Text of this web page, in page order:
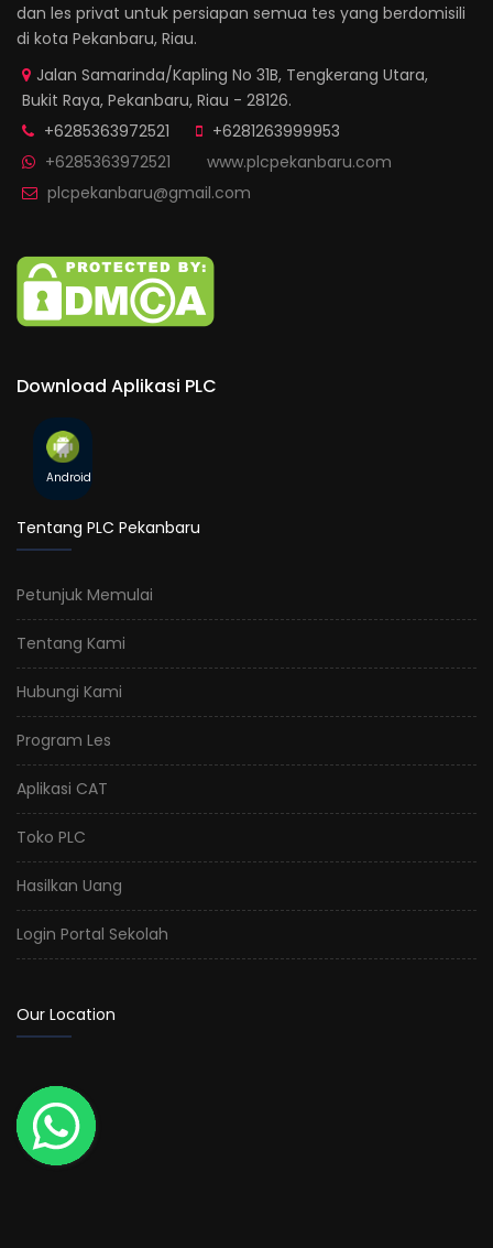
dan les privat untuk persiapan semua tes yang berdomisili
di kota Pekanbaru, Riau.
Jalan Samarinda/Kapling No 31B, Tengkerang Utara,
Bukit Raya, Pekanbaru, Riau - 28126.
+6285363972521
+6281263999953
+6285363972521
www.plcpekanbaru.com
plcpekanbaru@gmail.com
Download Aplikasi PLC
Android
Tentang PLC Pekanbaru
Petunjuk Memulai
Tentang Kami
Hubungi Kami
Program Les
Aplikasi CAT
Toko PLC
Hasilkan Uang
Login Portal Sekolah
Our Location